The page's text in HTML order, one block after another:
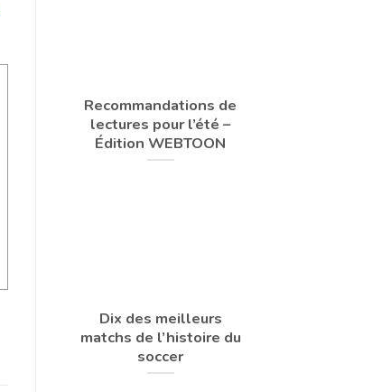
Recommandations de
lectures pour l’été –
Édition WEBTOON
Dix des meilleurs
matchs de l’histoire du
soccer